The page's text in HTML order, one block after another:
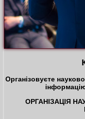
Організовуєте
ОРГАНІЗАЦІЯ